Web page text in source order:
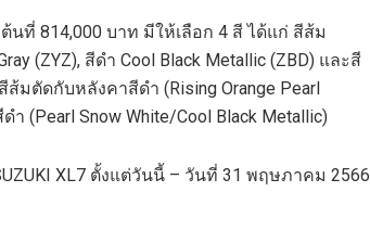
ต้นที่ 814,000 บาท มีให้เลือก 4 สี ได้แก่ สีส้ม
(ZYZ), สีดำ Cool Black Metallic (ZBD) และสี
ส้มตัดกับหลังคาสีดำ (Rising Orange Pearl
ำ (Pearl Snow White/Cool Black Metallic)
XL7 ตั้งแต่วันนี้ – วันที่ 31 พฤษภาคม 2566